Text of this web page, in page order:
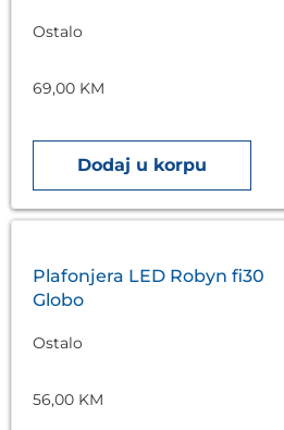
Ostalo
69,00 KM
Dodaj u korpu
Plafonjera LED Robyn fi30
Globo
Ostalo
56,00 KM